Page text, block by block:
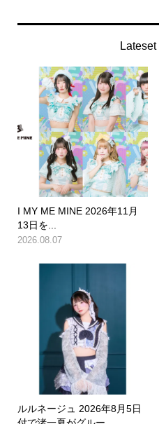
I MY ME MINE 2026年11月
13日を...
2026.08.07
ルルネージュ 2026年8月5日